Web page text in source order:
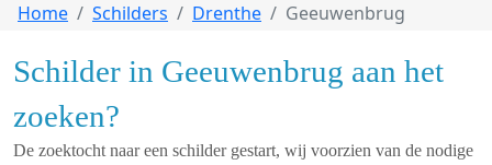
Home Schilders Drenthe Geeuwenbrug
Schilder in Geeuwenbrug aan het
zoeken?
De zoektocht naar een schilder gestart, wij voorzien van de nodige